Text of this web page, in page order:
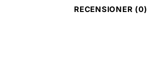
RECENSIONER (0)